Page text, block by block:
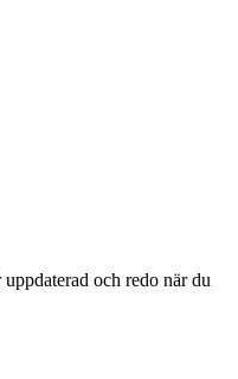
och redo när du